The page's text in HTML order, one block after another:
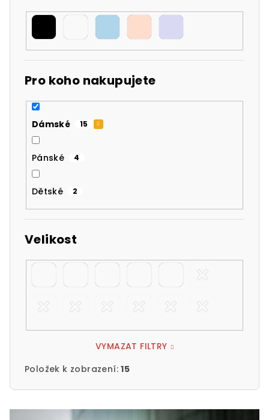
Pro koho nakupujete
Dámské 15
Pánské 4
Dětské 2
Velikost
VYMAZAT FILTRY
Položek k zobrazení:15
V